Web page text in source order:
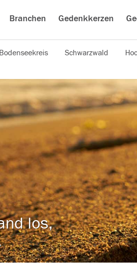
Branchen Gedenkkerzen
Bodenseekreis Schwarzwald
los,